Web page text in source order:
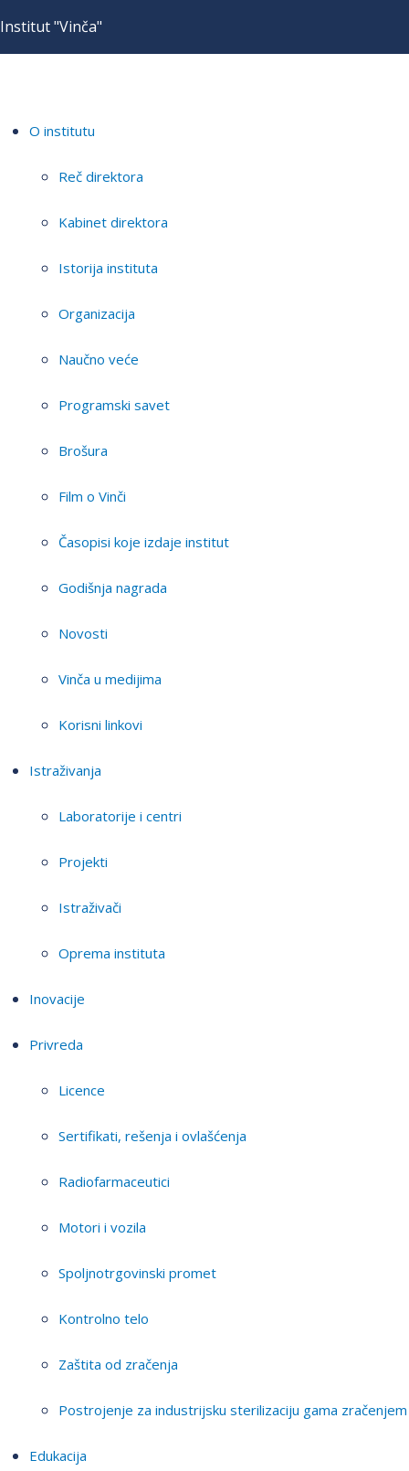
Institut "Vinča"
O institutu
Reč direktora
Kabinet direktora
Istorija instituta
Organizacija
Naučno veće
Programski savet
Brošura
Film o Vinči
Časopisi koje izdaje institut
Godišnja nagrada
Novosti
Vinča u medijima
Korisni linkovi
Istraživanja
Laboratorije i centri
Projekti
Istraživači
Oprema instituta
Inovacije
Privreda
Licence
Sertifikati, rešenja i ovlašćenja
Radiofarmaceutici
Motori i vozila
Spoljnotrgovinski promet
Kontrolno telo
Zaštita od zračenja
Postrojenje za industrijsku sterilizaciju gama zračenjem
Edukacija